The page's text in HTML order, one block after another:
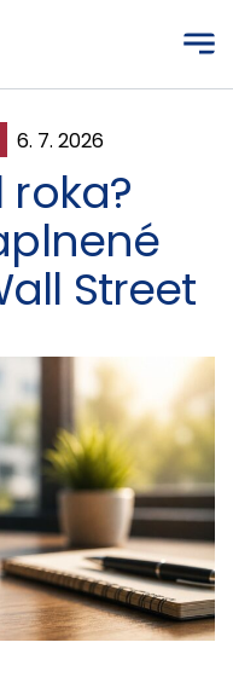
6. 7. 2026
Street